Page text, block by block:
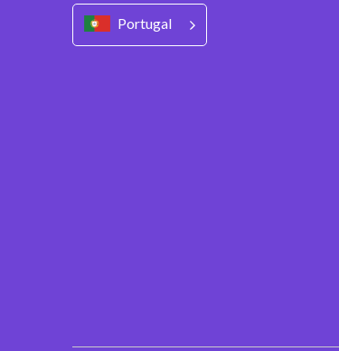
Portugal